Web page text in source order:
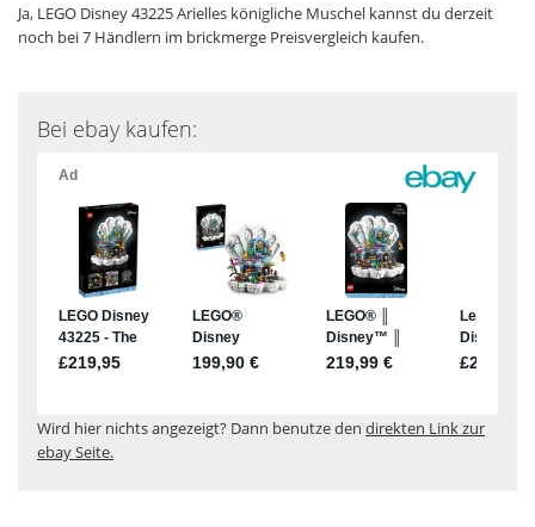
Ja, LEGO Disney 43225 Arielles königliche Muschel kannst du derzeit
noch bei 7 Händlern im brickmerge Preisvergleich kaufen.
Bei ebay kaufen:
Wird hier nichts angezeigt? Dann benutze den direkten Link zur
ebay Seite.